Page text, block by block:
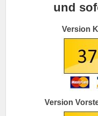
und
Version
Version